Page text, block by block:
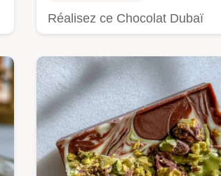
Réalisez ce Chocolat Dubaï
Dubaï recette inclut un
substitutions budgétaires. Prêt
30min.